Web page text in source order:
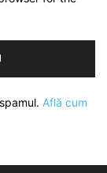
Află cum